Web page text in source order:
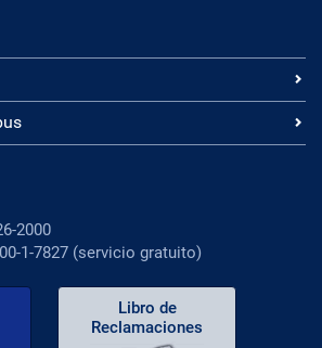
2000
1-7827 (servicio gratuito)
Libro de
Reclamaciones